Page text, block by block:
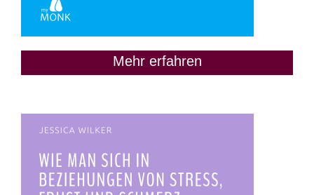
Mehr erfahren